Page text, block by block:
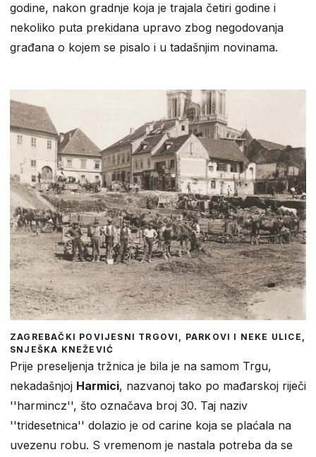
godine, nakon gradnje koja je trajala četiri godine i
nekoliko puta prekidana upravo zbog negodovanja
građana o kojem se pisalo i u tadašnjim novinama.
ZAGREBAČKI POVIJESNI TRGOVI, PARKOVI I NEKE ULICE,
SNJEŠKA KNEŽEVIĆ
Prije preseljenja tržnica je bila je na samom Trgu,
nekadašnjoj Harmici, nazvanoj tako po mađarskoj riječi
''harmincz'', što označava broj 30. Taj naziv
''tridesetnica'' dolazio je od carine koja se plaćala na
uvezenu robu. S vremenom je nastala potreba da se